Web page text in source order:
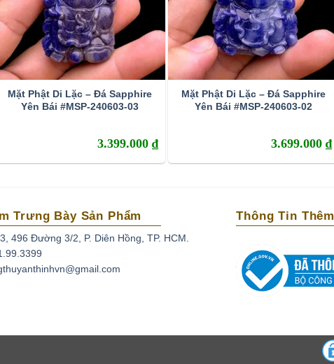
thể tách rời những ý nghĩa chung nhất:
lộc, thịnh vượng, niềm vui, hạnh phúc, ấm
Sapphire
là đá Lam Ngọc. Chúng được hình
chất khác nhau nên đá Sapphire sở
chúng là Ruby (hồng ngọc) còn các
Mặt Phật Di Lặc – Đá Sapphire
Yên Bái #MSP-240603-03
3.399.000 ₫
Mặt Phật Di Lặc – Đá Sapphire
Yên Bái #MSP-240603-02
3.699.000 ₫
Trưng Bày Sản Phẩm
496 Đường 3/2, P. Diên Hồng, TP. HCM.
Thông Tin Thêm